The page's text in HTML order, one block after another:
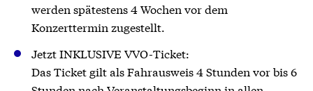
werden spätestens 4 Wochen vor dem
Konzerttermin zugestellt.
Jetzt INKLUSIVE VVO-Ticket:
Das Ticket gilt als Fahrausweis 4 Stunden vor bis 6